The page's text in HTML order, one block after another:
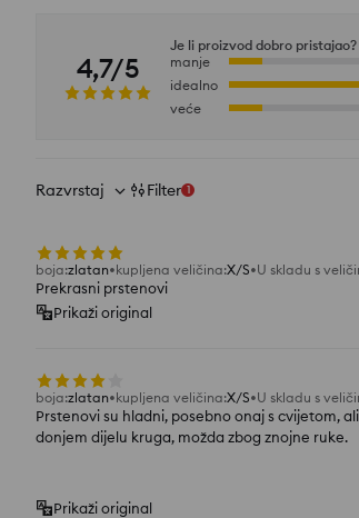
4,7/5
Je li proizvod dobro pristajao?
manje
idealno
veće
Razvrstaj Filter 1
boja:zlatan kupljena veličina:X/S U skladu s
Prekrasni prstenovi
Prikaži original
boja:zlatan kupljena veličina:X/S U skladu s
Prstenovi su hladni, posebno onaj s cvijetom,
donjem dijelu kruga, možda zbog znojne ruke.
Prikaži original